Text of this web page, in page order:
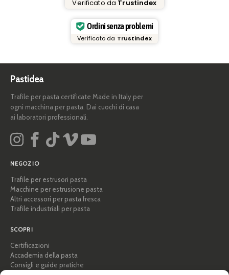
Verificato da Trustindex
Ordini senza problemi
Verificato da Trustindex
Pastidea
Trafile per pasta certificate Made in Italy per
ogni macchina per pasta. Dai cuochi di casa
ai laboratori professionali.
NEGOZIO
Trafile per estrusori pasta
Macchine per estrusione pasta
Altri accessori per pasta fresca
Trafile industriali per pasta
SCOPRI
Certificazioni
Accademia della pasta
Consigli e guide pratiche